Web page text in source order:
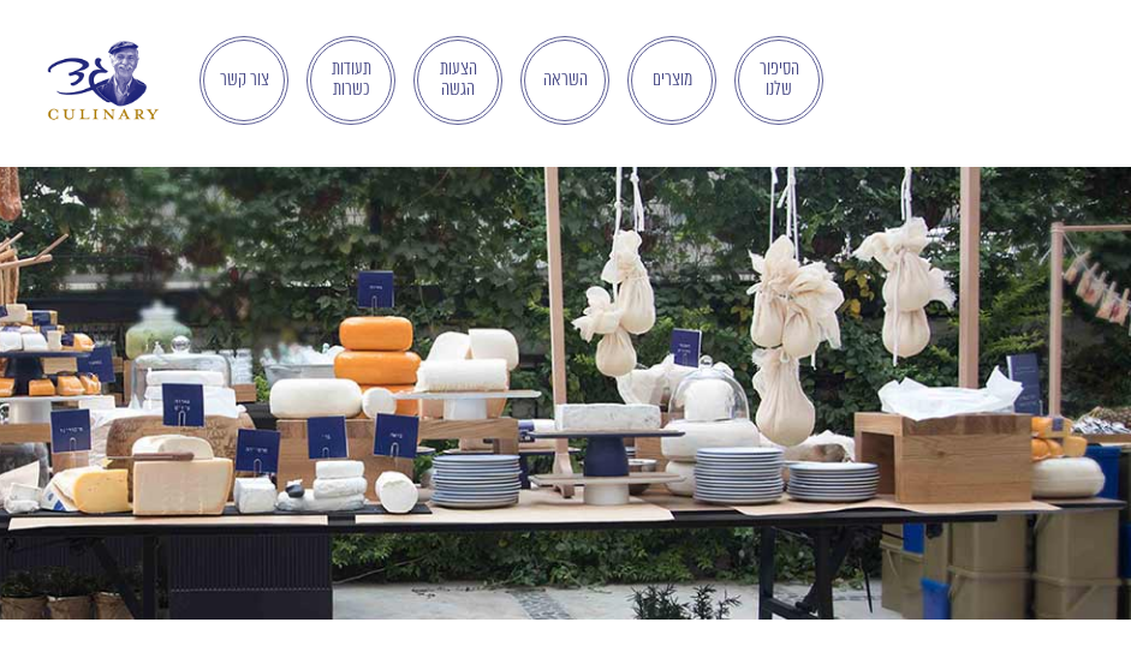
לְהַנְגָּשָׁת
אָתָרִים".
הַמְּסַיַּעַת
לִנְגִישׁוּת
הָאֲתָר.
לִפְתִיחַת
תַּפְרִיט
הֵנְּגִישׁוּת
לְחַץ
ALT+0
הסיפור
שלנו
מוצרים השראה
הצעות
הגשה
תעודות
כשרות
צור קשר